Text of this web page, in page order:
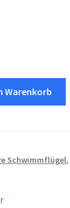
Warenkorb
Schwimmflügel,